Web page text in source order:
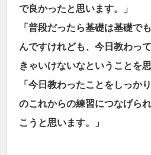
で良かったと思います。」
「普段だったら基礎は基礎で
んですけれども、今日教わっ
きゃいけないなということを
「今日教わったことをしっか
のこれからの練習につなげら
こうと思います。」